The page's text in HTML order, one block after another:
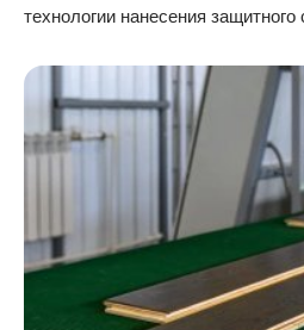
технологии нанесения защитного